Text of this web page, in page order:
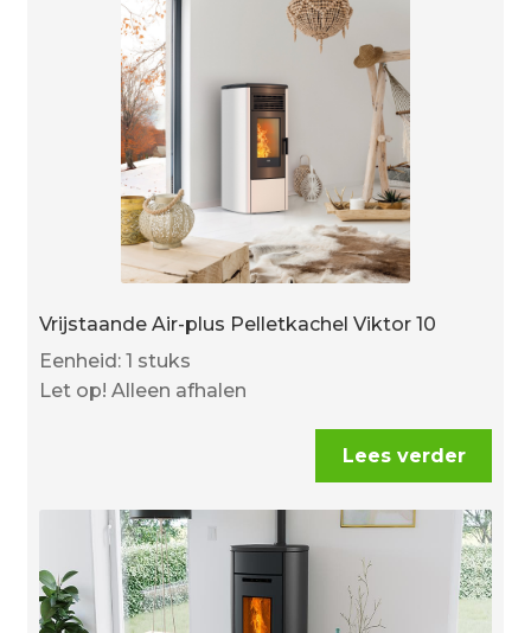
Vrijstaande Air-plus Pelletkachel Viktor 10
Eenheid: 1 stuks
Let op! Alleen afhalen
Lees verder